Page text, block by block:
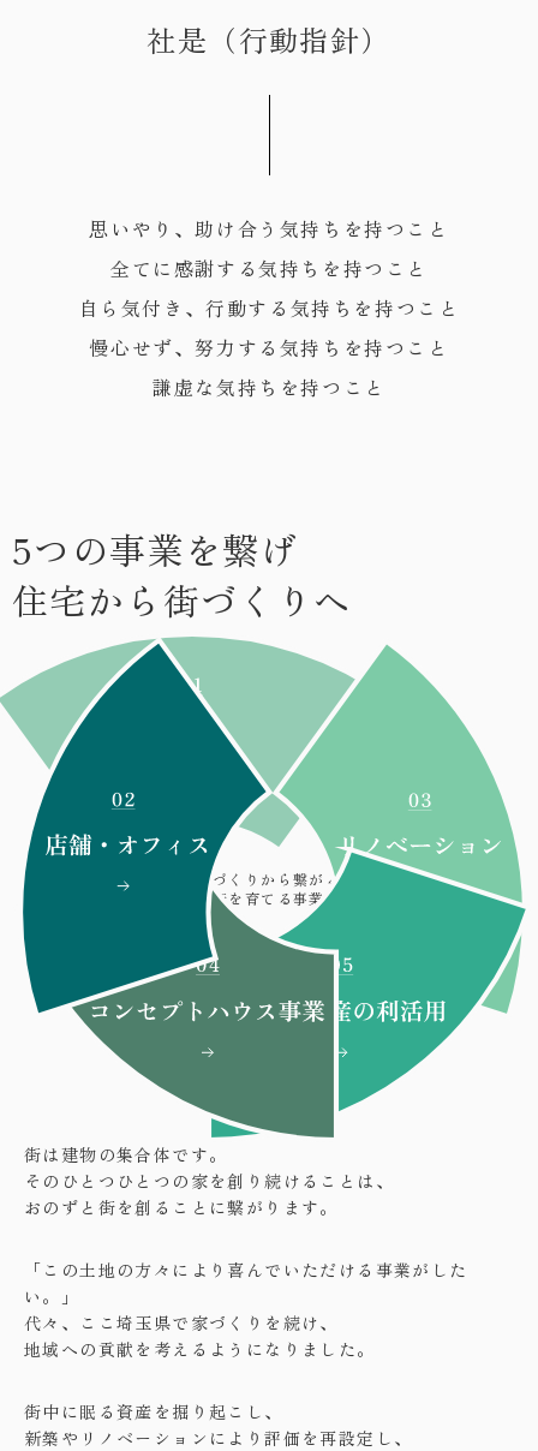
社是（行動指針）
思いやり、助け合う気持ちを持つこと
全てに感謝する気持ちを持つこと
自ら気付き、行動する気持ちを持つこと
慢心せず、努力する気持ちを持つこと
謙虚な気持ちを持つこと
5つの事業を繋げ
住宅から街づくりへ
家づくりから繋がる
街を育てる事業
街は建物の集合体です。
そのひとつひとつの家を創り続けることは、
おのずと街を創ることに繋がります。
「この土地の方々により喜んでいただける事業がした
い。」
代々、ここ埼玉県で家づくりを続け、
地域への貢献を考えるようになりました。
街中に眠る資産を掘り起こし、
新築やリノベーションにより評価を再設定し、